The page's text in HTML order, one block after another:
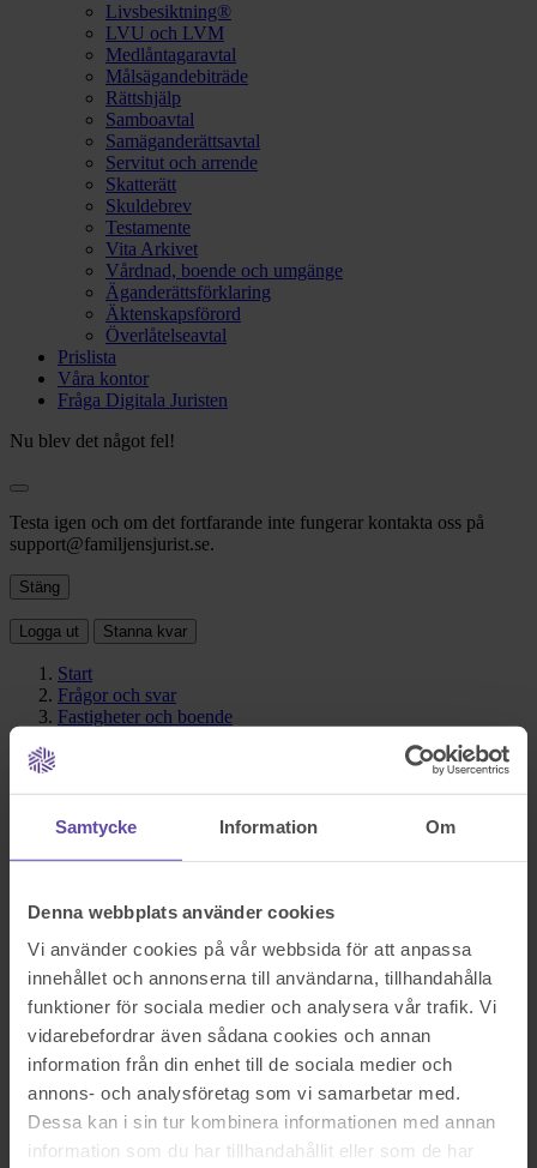
Samtycke Information Om
Denna webbplats använder cookies
Vi använder cookies på vår webbsida för att anpassa
innehållet och annonserna till användarna, tillhandahålla
funktioner för sociala medier och analysera vår trafik. Vi
vidarebefordrar även sådana cookies och annan
information från din enhet till de sociala medier och
annons- och analysföretag som vi samarbetar med.
Dessa kan i sin tur kombinera informationen med annan
information som du har tillhandahållit eller som de har
Livsbesiktning®
LVU och LVM
Medlåntagaravtal
Målsägandebiträde
Rättshjälp
Samboavtal
Samäganderättsavtal
Servitut och arrende
Skatterätt
Skuldebrev
Testamente
Vita Arkivet
Vårdnad, boende och umgänge
Äganderättsförklaring
Äktenskapsförord
Överlåtelseavtal
Prislista
Våra kontor
Fråga Digitala Juristen
Nu blev det något fel!
Testa igen och om det fortfarande inte fungerar kontakta oss på
support@familjensjurist.se.
Stäng
Logga ut Stanna kvar
Start
Frågor och svar
Fastigheter och boende
Hur mycket skattar man på
vinst vid försäljning av
bostadsrätt?
Svar i korthet
Om du som privatperson har sålt din bostadsrätt med vinst ska du
skatta 22 % på vinsten. Har du fått uppskov så ska du räkna ut
skatten på vinsten efter att du dragit av uppskovsbeloppet.
Hur räknas skatten ut vid bostadsförsäljning?
Vinsten, eller förlusten, vid en bostadsrättsförsäljning räknas ut så